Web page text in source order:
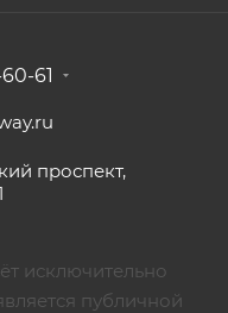
61
проспект,
исключительно
публичной